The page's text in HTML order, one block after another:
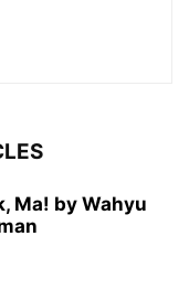
Ma! by Wahyu